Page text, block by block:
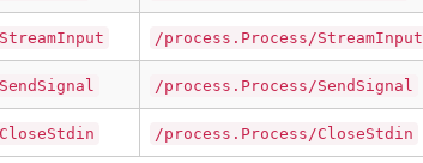
StreamInput /process.Process/StreamInput
SendSignal /process.Process/SendSignal
CloseStdin /process.Process/CloseStdin